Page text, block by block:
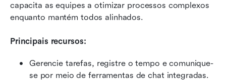
capacita as equipes a otimizar processos complexos
enquanto mantém todos alinhados.
Principais recursos:
Gerencie tarefas, registre o tempo e comunique-
se por meio de ferramentas de chat integradas.